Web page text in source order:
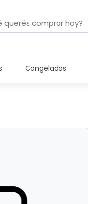
Congelados